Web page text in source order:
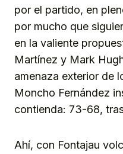
por el partido, en
por mucho que
en la valiente
Martínez y Mark
amenaza exterior de
Moncho Fernández
contienda: 73-68,
Ahí, con Fontajau